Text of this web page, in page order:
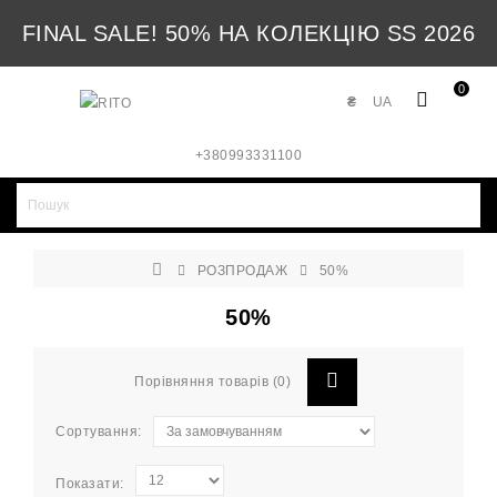
FINAL SALE! 50% НА КОЛЕКЦІЮ SS 2026
0
UA
₴
+380993331100
РОЗПРОДАЖ 50%
50%
Порівняння товарів (0)
Сортування:
Показати: